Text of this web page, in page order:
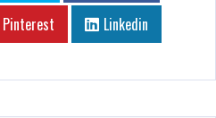
Pinterest Linkedin